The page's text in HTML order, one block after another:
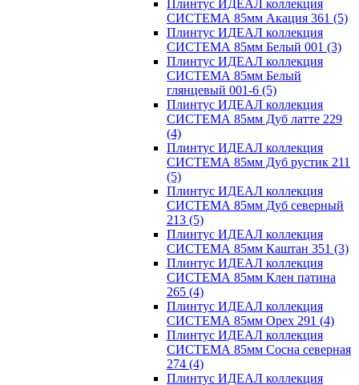
Плинтус ИДЕАЛ коллекция
СИСТЕМА 85мм Акация 361 (5)
Плинтус ИДЕАЛ коллекция
СИСТЕМА 85мм Белый 001 (3)
Плинтус ИДЕАЛ коллекция
СИСТЕМА 85мм Белый
глянцевый 001-6 (5)
Плинтус ИДЕАЛ коллекция
СИСТЕМА 85мм Дуб латте 229
(4)
Плинтус ИДЕАЛ коллекция
СИСТЕМА 85мм Дуб рустик 211
(5)
Плинтус ИДЕАЛ коллекция
СИСТЕМА 85мм Дуб северный
213 (5)
Плинтус ИДЕАЛ коллекция
СИСТЕМА 85мм Каштан 351 (3)
Плинтус ИДЕАЛ коллекция
СИСТЕМА 85мм Клен патина
265 (4)
Плинтус ИДЕАЛ коллекция
СИСТЕМА 85мм Орех 291 (4)
Плинтус ИДЕАЛ коллекция
СИСТЕМА 85мм Сосна северная
274 (4)
Плинтус ИДЕАЛ коллекция